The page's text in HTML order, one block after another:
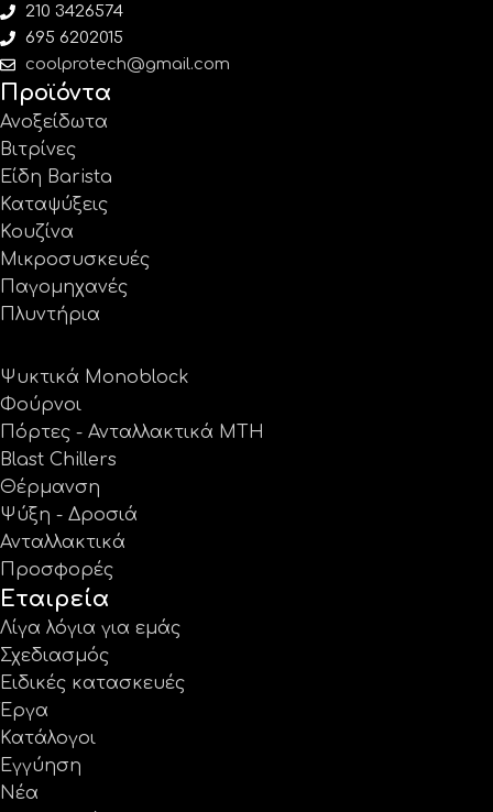
210 3426574
695 6202015
coolprotech@gmail.com
Προϊόντα
Ανοξείδωτα
Βιτρίνες
Είδη Barista
Καταψύξεις
Κουζίνα
Μικροσυσκευές
Παγομηχανές
Πλυντήρια
Ψυκτικά Monoblock
Φούρνοι
Πόρτες - Ανταλλακτικά MTH
Blast Chillers
Θέρμανση
Ψύξη - Δροσιά
Ανταλλακτικά
Προσφορές
Εταιρεία
Λίγα λόγια για εμάς
Σχεδιασμός
Ειδικές κατασκευές
Έργα
Κατάλογοι
Εγγύηση
Νέα